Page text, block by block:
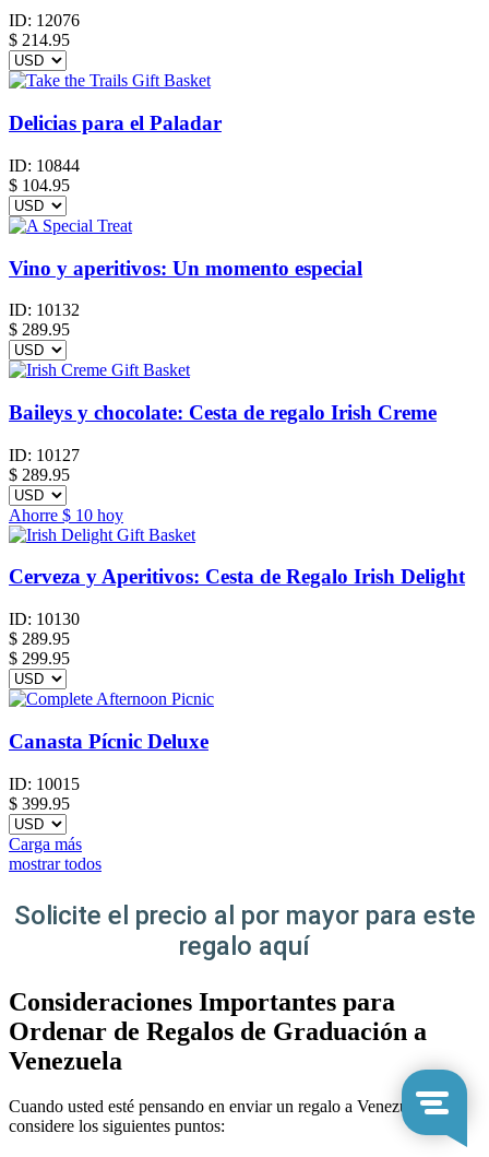
ID: 12076
$ 214.95
Delicias para el Paladar
ID: 10844
$ 104.95
Vino y aperitivos: Un momento especial
ID: 10132
$ 289.95
Baileys y chocolate: Cesta de regalo Irish Creme
ID: 10127
$ 289.95
Ahorre $ 10 hoy
Cerveza y Aperitivos: Cesta de Regalo Irish Delight
ID: 10130
$ 289.95
$ 299.95
Canasta Pícnic Deluxe
ID: 10015
$ 399.95
Carga más
mostrar todos
Solicite el precio al por mayor para este
regalo aquí
Consideraciones Importantes para
Ordenar de Regalos de Graduación a
Venezuela
Cuando usted esté pensando en enviar un regalo a Venezuela,
considere los siguientes puntos: